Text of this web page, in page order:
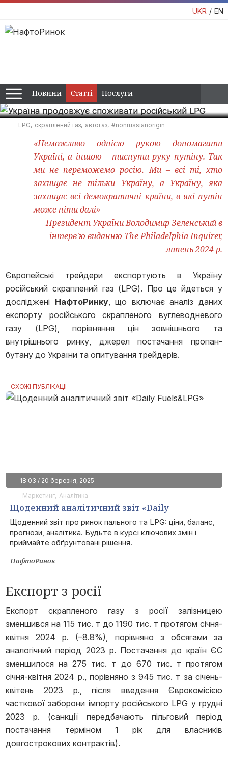
UKR EN
Новини Статті Послуги
Україна продовжує споживати
російський LPG
09:00 / 04 липня, 2024
Дмитро Глумов Олександр Сіренко
LPG скраплений газ автогаз #nonrussianorigin
«Неможливо однією рукою допомагати
Україні, а іншою – тиснути руку путіну. Так
ми не переможемо росію. Ми – всі ті, хто
захищає не тільки Україну, а Україну, яка
захищає всі демократичні країни, в які путін
може піти далі»
Президент України Володимир Зеленський в
інтерв'ю виданню The Philadelphia Inquirer,
липень 2024 р.
Європейські трейдери експортують в Україну
російський скраплений газ (LPG). Про це йдеться у
досліджені НафтоРинку, що включає аналіз даних
експорту російського скрапленого вуглеводневого
газу (LPG), порівняння цін зовнішнього та
внутрішнього ринку, джерел постачання пропан-
бутану до України та опитування трейдерів.
СХОЖІ ПУБЛІКАЦІЇ
18:03 / 20 березня, 2025
Маркетинг Аналітика
Щоденний аналітичний звіт «Daily
Fuels&LPG»
Щоденний звіт про ринок пального та LPG: ціни, баланс,
прогнози, аналітика. Будьте в курсі ключових змін і
приймайте обґрунтовані рішення.
НафтоРинок
Експорт з росії
Експорт скрапленого газу з росії залізницею
зменшився на 115 тис. т до 1190 тис. т протягом січня-
квітня 2024 р. (–8.8%), порівняно з обсягами за
аналогічний період 2023 р. Постачання до країн ЄС
зменшилося на 275 тис. т до 670 тис. т протягом
січня-квітня 2024 р., порівняно з 945 тис. т за січень-
квітень 2023 р., після введення Єврокомісією
часткової заборони імпорту російського LPG у грудні
2023 р. (санкції передбачають пільговий період
постачання терміном 1 рік для власників
довгострокових контрактів).